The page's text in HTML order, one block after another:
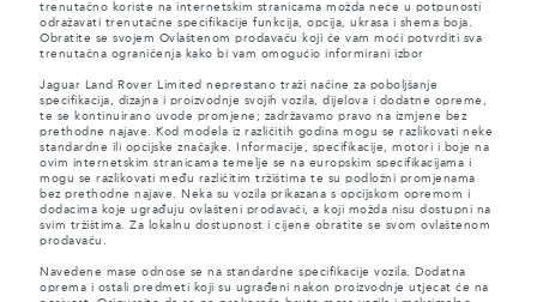
trenutačno koriste na internetskim stranicama možda neće u potpunosti
odražavati trenutačne specifikacije funkcija, opcija, ukrasa i shema boja.
Obratite se svojem Ovlaštenom prodavaču koji će vam moći potvrditi sva
trenutačna ograničenja kako bi vam omogućio informirani izbor
Jaguar Land Rover Limited neprestano traži načine za poboljšanje
specifikacija, dizajna i proizvodnje svojih vozila, dijelova i dodatne opreme,
te se kontinuirano uvode promjene; zadržavamo pravo na izmjene bez
prethodne najave. Kod modela iz različitih godina mogu se razlikovati neke
standardne ili opcijske značajke. Informacije, specifikacije, motori i boje na
ovim internetskim stranicama temelje se na europskim specifikacijama i
mogu se razlikovati među različitim tržištima te su podložni promjenama
bez prethodne najave. Neka su vozila prikazana s opcijskom opremom i
dodacima koje ugrađuju ovlašteni prodavači, a koji možda nisu dostupni na
svim tržištima. Za lokalnu dostupnost i cijene obratite se svom ovlaštenom
prodavaču.
Navedene mase odnose se na standardne specifikacije vozila. Dodatna
oprema i ostali predmeti koji su ugrađeni nakon proizvodnje utjecat će na